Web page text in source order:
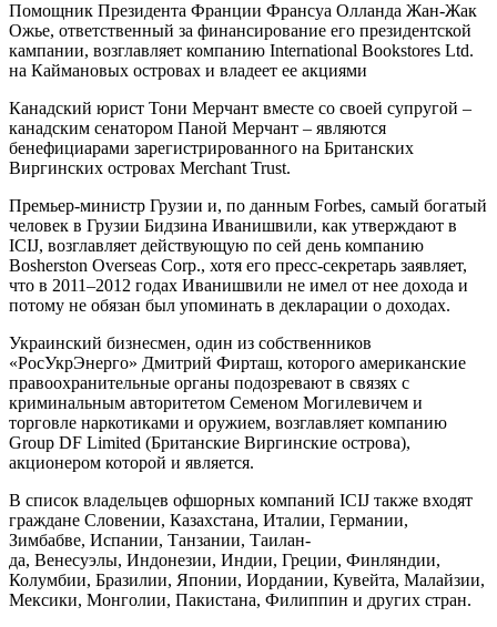
Помощник Президента Франции Франсуа Олланда Жан-Жак
Ожье, ответственный за финансирование его президентской
кампании, возглавляет компанию International Bookstores Ltd.
на Каймановых островах и владеет ее акциями
Канадский юрист Тони Мерчант вместе со своей супругой –
канадским сенатором Паной Мерчант – являются
бенефициарами зарегистрированного на Британских
Виргинских островах Merchant Trust.
Премьер-министр Грузии и, по данным Forbes, самый богатый
человек в Грузии Бидзина Иванишвили, как утверждают в
ICIJ, возглавляет действующую по сей день компанию
Bosherston Overseas Corp., хотя его пресс-секретарь заявляет,
что в 2011–2012 годах Иванишвили не имел от нее дохода и
потому не обязан был упоминать в декларации о доходах.
Украинский бизнесмен, один из собственников
«РосУкрЭнерго» Дмитрий Фирташ, которого американские
правоохранительные органы подозревают в связях с
криминальным авторитетом Семеном Могилевичем и
торговле наркотиками и оружием, возглавляет компанию
Group DF Limited (Британские Виргинские острова),
акционером которой и является.
В список владельцев офшорных компаний ICIJ также входят
граждане Словении, Казахстана, Италии, Германии,
Зимбабве, Испании, Танзании, Таилан-
да, Венесуэлы, Индонезии, Индии, Греции, Финляндии,
Колумбии, Бразилии, Японии, Иордании, Кувейта, Малайзии,
Мексики, Монголии, Пакистана, Филиппин и других стран.